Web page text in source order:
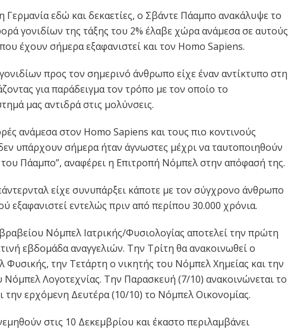
Γερμανία εδώ και δεκαετίες, ο Σβάντε Πάαμπο ανακάλυψε το
γονιδίων της τάξης του 2% έλαβε χώρα ανάμεσα σε αυτούς
έχουν σήμερα εξαφανιστεί και τον Homo Sapiens.
προς τον σημερινό άνθρωπο είχε έναν αντίκτυπο στη
για παράδειγμα τον τρόπο με τον οποίο το
μας αντιδρά στις μολύνσεις.
ανάμεσα στον Homo Sapiens και τους πιο κοντινούς
υπάρχουν σήμερα ήταν άγνωστες μέχρι να ταυτοποιηθούν
του Πάαμπο”, αναφέρει η Επιτροπή Νόμπελ στην απόφασή της.
είχε συνυπάρξει κάποτε με τον σύγχρονο άνθρωπο
εξαφανιστεί εντελώς πριν από περίπου 30.000 χρόνια.
Νόμπελ Ιατρικής/Φυσιολογίας αποτελεί την πρώτη
εβδομάδα αναγγελιών. Την Τρίτη θα ανακοινωθεί ο
Φυσικής, την Τετάρτη ο νικητής του Νόμπελ Χημείας και την
Νόμπελ Λογοτεχνίας. Την Παρασκευή (7/10) ανακοινώνεται το
την ερχόμενη Δευτέρα (10/10) το Νόμπελ Οικονομίας.
στις 10 Δεκεμβρίου και έκαστο περιλαμβάνει